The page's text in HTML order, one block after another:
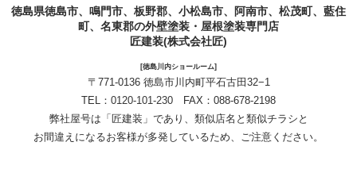
徳島県徳島市、鳴門市、板野郡、小松島市、阿南市、松茂町、藍住
町、名東郡の外壁塗装・屋根塗装専門店
匠建装(株式会社匠)
[徳島川内ショールーム]
〒771-0136 徳島市川内町平石古田32−1
TEL： 0120-101-230 FAX：088-678-2198
弊社屋号は「匠建装」であり、類似店名と類似チラシと
お間違えになるお客様が多発しているため、ご注意ください。